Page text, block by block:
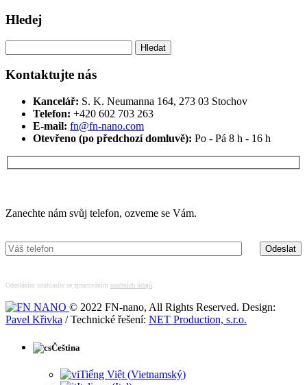
Hledej
Kontaktujte nás
Kancelář: S. K. Neumanna 164, 273 03 Stochov
Telefon: +420 ‭602 703 263‬
E-mail: fn@fn-nano.com
Otevřeno (po předchozí domluvě): Po - Pá 8 h - 16 h
Zanechte nám svůj telefon, ozveme se Vám.
Odesláním souhlasíte se zpracováním osobních údajů
© 2022 FN-nano, All Rights Reserved. Design:
Pavel Křivka / Technické řešení: NET Production, s.r.o.
Čeština
Tiếng Việt (Vietnamský)